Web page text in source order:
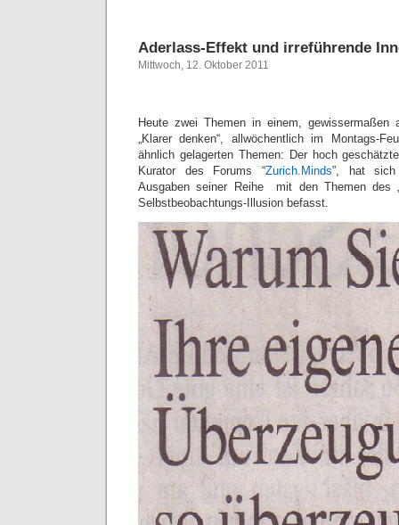
Aderlass-Effekt und irreführende
Mittwoch, 12. Oktober 2011
Heute zwei Themen in einem, gewissermaßen
„Klarer denken“, allwöchentlich im Montags-
ähnlich gelagerten Themen: Der hoch
Kurator des Forums “Zurich.Minds”, hat sich
Ausgaben seiner Reihe mit den Themen des
Selbstbeobachtungs-Illusion befasst.